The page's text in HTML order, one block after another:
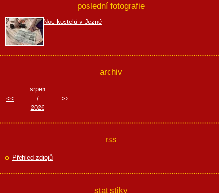
poslední fotografie
Noc kostelů v Jezné
archiv
<<
srpen
/
2026
>>
rss
Přehled zdrojů
statistiky